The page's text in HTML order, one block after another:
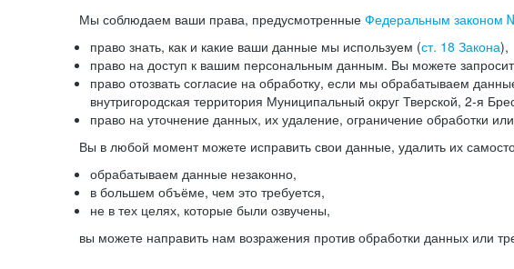
Мы соблюдаем ваши права, предусмотренные Федеральным законом
право знать, как и какие ваши данные мы используем (ст. 18 Закона),
право на доступ к вашим персональным данным. Вы можете
право отозвать согласие на обработку, если мы обрабатываем
внутригородская территория Муниципальный округ Тверской, 2-я
право на уточнение данных, их удаление, ограничение обработки
Вы в любой момент можете исправить свои данные, удалить их
обрабатываем данные незаконно,
в большем объёме, чем это требуется,
не в тех целях, которые были озвучены,
вы можете направить нам возражения против обработки данных или